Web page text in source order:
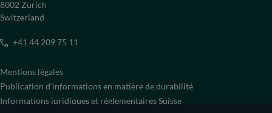
8002 Zürich
Switzerland
+41 44 209 75 11
Mentions légales
Publication d‘informations en matière de durabilité
Informations juridiques et réglementaires Suisse